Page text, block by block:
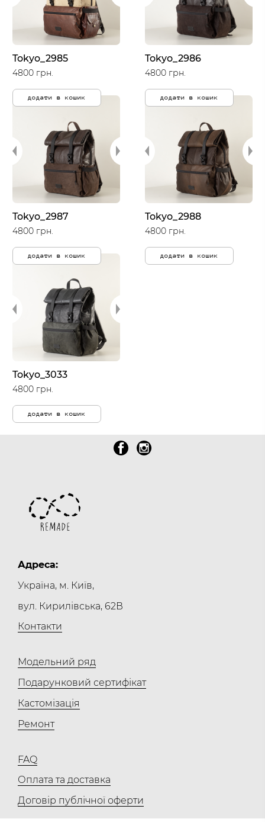
Tokyo_2985
4800 грн.
додати в кошик
Tokyo_2986
4800 грн.
додати в кошик
Tokyo_2987
4800 грн.
додати в кошик
Tokyo_2988
4800 грн.
додати в кошик
Tokyo_3033
4800 грн.
додати в кошик
Адреса:
Україна, м. Київ,
вул. Кирилівська, 62В
Контакти
Модельний ряд
Подарунковий сертифікат
Кастомізація
Ремонт
FAQ
Оплата та доставка
Договір публічної оферти